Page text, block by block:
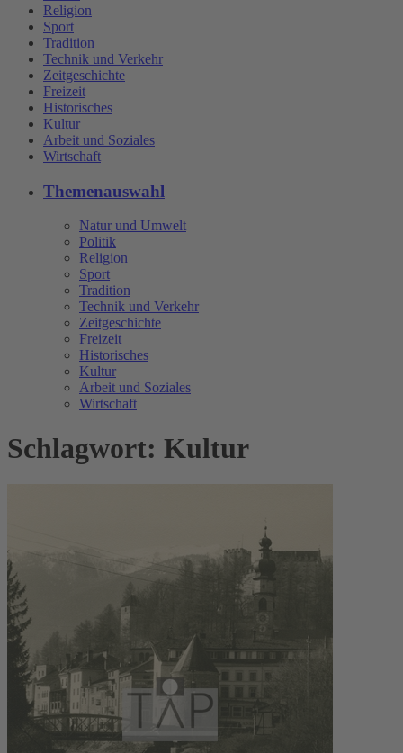
Religion
Sport
Tradition
Technik und Verkehr
Zeitgeschichte
Freizeit
Historisches
Kultur
Arbeit und Soziales
Wirtschaft
Themenauswahl
Natur und Umwelt
Politik
Religion
Sport
Tradition
Technik und Verkehr
Zeitgeschichte
Freizeit
Historisches
Kultur
Arbeit und Soziales
Wirtschaft
Schlagwort: Kultur